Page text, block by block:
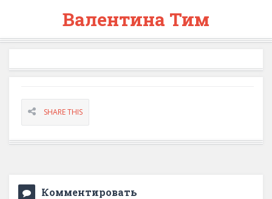
Валентина Тим
SHARE THIS
Комментировать